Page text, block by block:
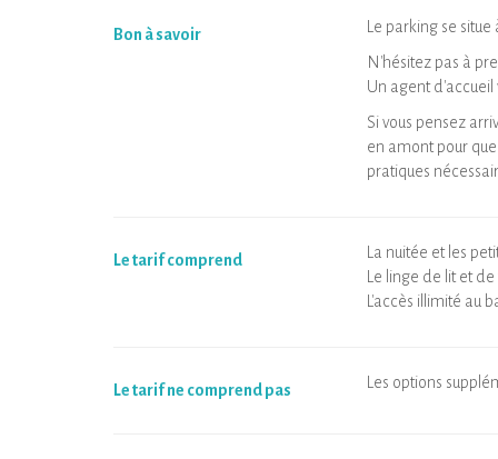
Bon à savoir
Le parking se
N'hésitez pas à
Un agent d'accueil
Si vous pensez
en amont pour
pratiques
Le tarif comprend
La nuitée et les
Le linge de lit et
L'accès illimité au
Le tarif ne comprend pas Les options